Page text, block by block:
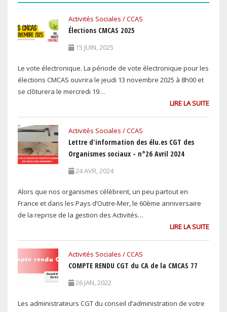
Activités Sociales / CCAS
Élections CMCAS 2025
15 JUIN, 2025
Le vote électronique. La période de vote électronique pour les
élections CMCAS ouvrira le jeudi 13 novembre 2025 à 8h00 et
se clôturera le mercredi 19…
LIRE LA SUITE
Activités Sociales / CCAS
Lettre d'information des élu.es CGT des
Organismes sociaux - n°26 Avril 2024
24 AVR, 2024
Alors que nos organismes célèbrent, un peu partout en
France et dans les Pays d’Outre-Mer, le 60ème anniversaire
de la reprise de la gestion des Activités…
LIRE LA SUITE
Activités Sociales / CCAS
COMPTE RENDU CGT du CA de la CMCAS 77
26 JAN, 2022
Les administrateurs CGT du conseil d’administration de votre